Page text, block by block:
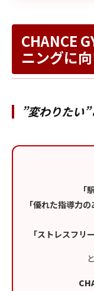
CHANCE
ニングに
”変わりたい
「
「優れた指導力
「ストレスフリ